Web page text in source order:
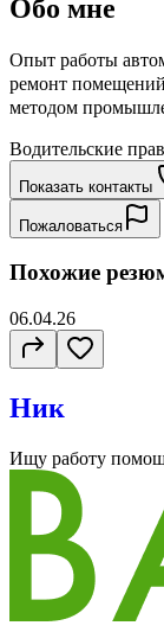
Обо мне
Опыт работы
ремонт
методом
Водительские
Показать контакты
Пожаловаться
Похожие
06.04.26
Ник
Ищу работу